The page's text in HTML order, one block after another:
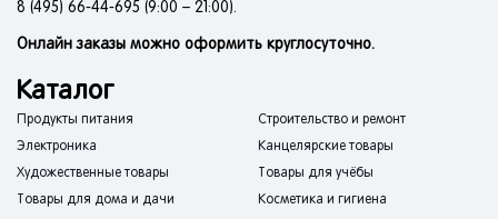
8 (495) 66-44-695 (9:00 – 21:00).
Онлайн заказы можно оформить круглосуточно.
Каталог
Продукты питания
Строительство и ремонт
Электроника
Канцелярские товары
Художественные товары
Товары для учёбы
Товары для дома и дачи
Косметика и гигиена